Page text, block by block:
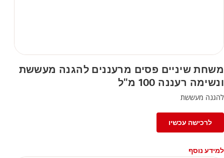
משחת שיניים פסים מרעננים להגנה מעששת
ונשימה רעננה 100 מ"ל
להגנה מעששת
לרכישה עכשיו
למידע נוסף